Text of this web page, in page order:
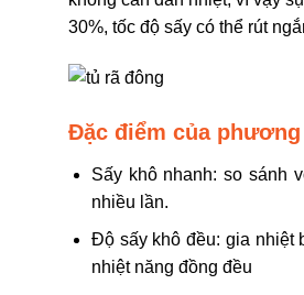
30%, tốc độ sấy có thể rút
Đặc điểm của
Sấy khô nhanh: so sánh
nhiều lần.
Độ sấy khô đều: gia nhiệt
nhiệt năng đồng đều